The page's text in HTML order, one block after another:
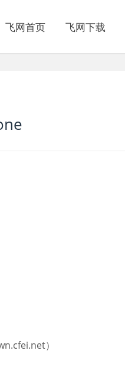
飞网首页 飞网下载
）